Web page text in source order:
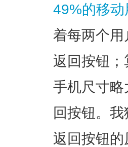
49%的移
着每两个
返回按钮
手机尺寸
回按钮。
返回按钮